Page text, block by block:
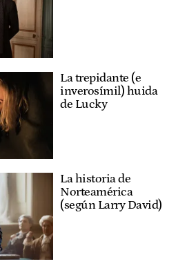
La trepidante (e
inverosímil) huida
de Lucky
La historia de
Norteamérica
(según Larry David)